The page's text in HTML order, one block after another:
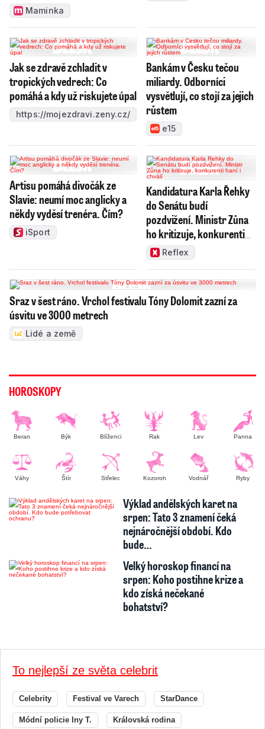
Maminka
Jak se zdravě zchladit v
tropických vedrech: Co
pomáhá a kdy už riskujete úpal
https://mojezdravi.zeny.cz/
Bankám v Česku tečou
miliardy. Odborníci
vysvětlují, co stojí za jejich
růstem
e15
Artisu pomáhá divočák ze
Slavie: neumí moc anglicky a
někdy vyděsí trenéra. Čím?
iSport
Kandidatura Karla Řehky
do Senátu budí
pozdvižení. Ministr Zůna
ho kritizuje, konkurenti
haní i chválí
Reflex
Sraz v šest ráno. Vrchol festivalu Tóny Dolomit zazní za
úsvitu ve 3000 metrech
Lidé a země
HOROSKOPY
Beran Býk Blíženci Rak Lev Panna
Váhy Štír Střelec Kozoroh Vodnář Ryby
Výklad andělských karet na
srpen: Tato 3 znamení čeká
nejnáročnější období. Kdo
bude…
Velký horoskop financí na
srpen: Koho postihne krize a
kdo získá nečekané
bohatství?
To nejlepší ze světa celebrit
Celebrity Festival ve Varech StarDance
Módní policie Iny T. Královská rodina